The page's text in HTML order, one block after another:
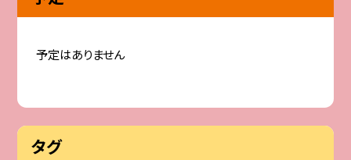
予定はありません
タグ